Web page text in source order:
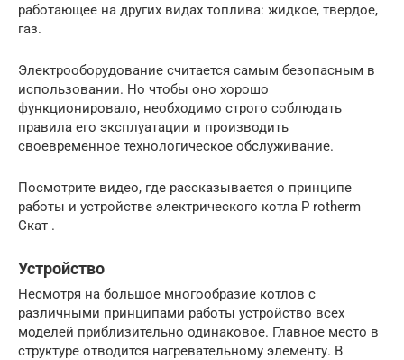
работающее на других видах топлива: жидкое, твердое,
газ.
Электрооборудование считается самым безопасным в
использовании. Но чтобы оно хорошо
функционировало, необходимо строго соблюдать
правила его эксплуатации и производить
своевременное технологическое обслуживание.
Посмотрите видео, где рассказывается о принципе
работы и устройстве электрического котла P rotherm
Скат .
Устройство
Несмотря на большое многообразие котлов с
различными принципами работы устройство всех
моделей приблизительно одинаковое. Главное место в
структуре отводится нагревательному элементу. В